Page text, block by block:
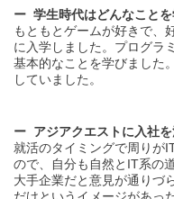
学生時代はどんなこと
もともとゲームが好きで、
に入学しました。プログラ
基本的なことを学びました
していました。
アジアクエストに入社
就活のタイミングで周りが
ので、自分も自然とIT系の
大手企業だと意見が通りづ
だけというイメージがあっ